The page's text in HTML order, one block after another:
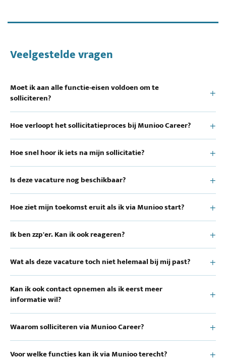
Veelgestelde vragen
Moet ik aan alle functie-eisen voldoen om te
solliciteren?
Hoe verloopt het sollicitatieproces bij Munioo Career?
Hoe snel hoor ik iets na mijn sollicitatie?
Is deze vacature nog beschikbaar?
Hoe ziet mijn toekomst eruit als ik via Munioo start?
Ik ben zzp'er. Kan ik ook reageren?
Wat als deze vacature toch niet helemaal bij mij past?
Kan ik ook contact opnemen als ik eerst meer
informatie wil?
Waarom solliciteren via Munioo Career?
Voor welke functies kan ik via Munioo terecht?